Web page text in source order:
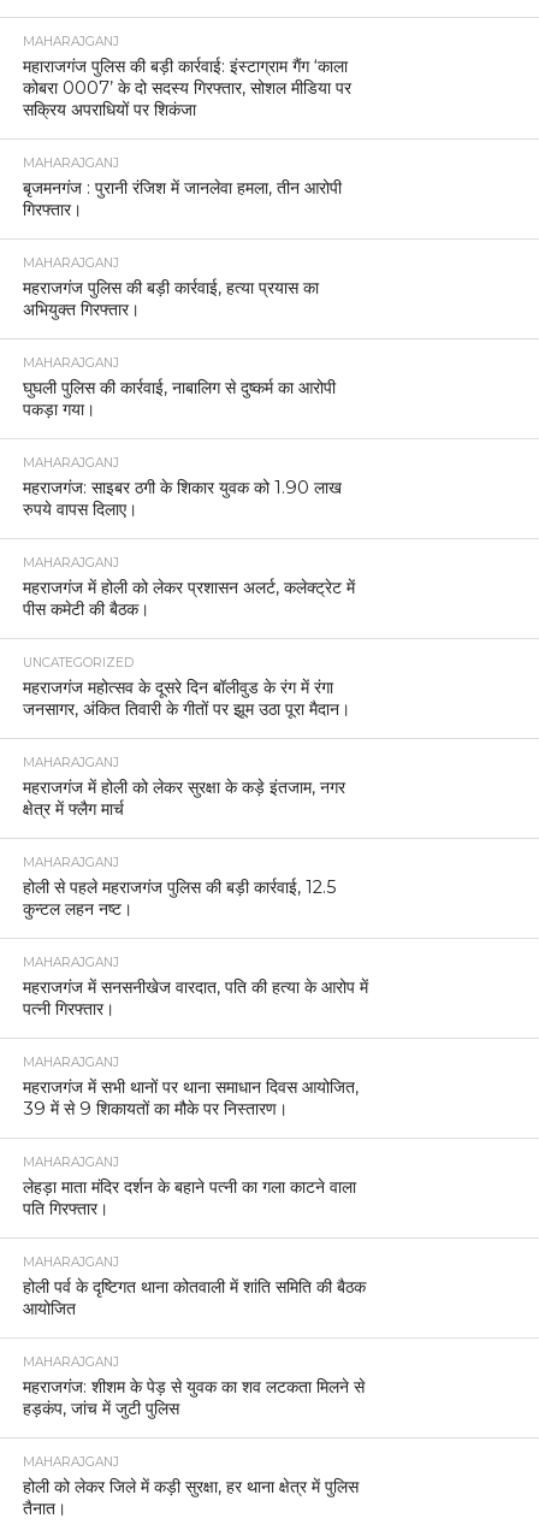
MAHARAJGANJ
महाराजगंज पुलिस की बड़ी कार्रवाई: इंस्टाग्राम गैंग ‘काला
कोबरा 0007’ के दो सदस्य गिरफ्तार, सोशल मीडिया पर
सक्रिय अपराधियों पर शिकंजा
MAHARAJGANJ
बृजमनगंज : पुरानी रंजिश में जानलेवा हमला, तीन आरोपी
गिरफ्तार।
MAHARAJGANJ
महराजगंज पुलिस की बड़ी कार्रवाई, हत्या प्रयास का
अभियुक्त गिरफ्तार।
MAHARAJGANJ
घुघली पुलिस की कार्रवाई, नाबालिग से दुष्कर्म का आरोपी
पकड़ा गया।
MAHARAJGANJ
महराजगंज: साइबर ठगी के शिकार युवक को 1.90 लाख
रुपये वापस दिलाए।
MAHARAJGANJ
महराजगंज में होली को लेकर प्रशासन अलर्ट, कलेक्ट्रेट में
पीस कमेटी की बैठक।
UNCATEGORIZED
महराजगंज महोत्सव के दूसरे दिन बॉलीवुड के रंग में रंगा
जनसागर, अंकित तिवारी के गीतों पर झूम उठा पूरा मैदान।
MAHARAJGANJ
महराजगंज में होली को लेकर सुरक्षा के कड़े इंतजाम, नगर
क्षेत्र में फ्लैग मार्च
MAHARAJGANJ
होली से पहले महराजगंज पुलिस की बड़ी कार्रवाई, 12.5
कुन्टल लहन नष्ट।
MAHARAJGANJ
महराजगंज में सनसनीखेज वारदात, पति की हत्या के आरोप में
पत्नी गिरफ्तार।
MAHARAJGANJ
महराजगंज में सभी थानों पर थाना समाधान दिवस आयोजित,
39 में से 9 शिकायतों का मौके पर निस्तारण।
MAHARAJGANJ
लेहड़ा माता मंदिर दर्शन के बहाने पत्नी का गला काटने वाला
पति गिरफ्तार।
MAHARAJGANJ
होली पर्व के दृष्टिगत थाना कोतवाली में शांति समिति की बैठक
आयोजित
MAHARAJGANJ
महराजगंज: शीशम के पेड़ से युवक का शव लटकता मिलने से
हड़कंप, जांच में जुटी पुलिस
MAHARAJGANJ
होली को लेकर जिले में कड़ी सुरक्षा, हर थाना क्षेत्र में पुलिस
तैनात।